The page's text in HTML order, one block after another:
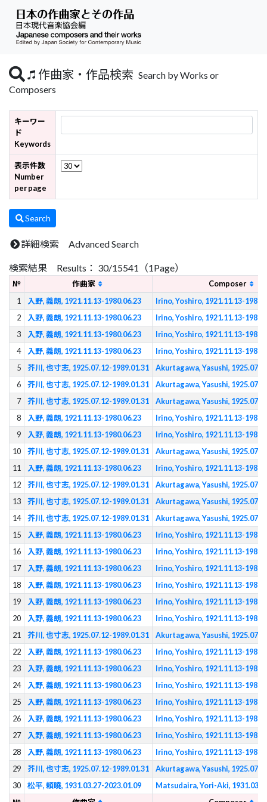
作曲家・作品検索 Search by Works or
Composers
キーワー
ド
Keywords
表示件数
Number
per page
Search
詳細検索 Advanced Search
検索結果 Results： 30/15541（1Page）
№ 作曲家
Composer
1
入野, 義朗, 1921.11.13-1980.06.23
Irino, Yoshiro, 1921.11.13-
2
入野, 義朗, 1921.11.13-1980.06.23
Irino, Yoshiro, 1921.11.13-
3
入野, 義朗, 1921.11.13-1980.06.23
Irino, Yoshiro, 1921.11.13-
4
入野, 義朗, 1921.11.13-1980.06.23
Irino, Yoshiro, 1921.11.13-
5
芥川, 也寸志, 1925.07.12-1989.01.31
Akurtagawa, Yasushi,
6
芥川, 也寸志, 1925.07.12-1989.01.31
Akurtagawa, Yasushi,
7
芥川, 也寸志, 1925.07.12-1989.01.31
Akurtagawa, Yasushi,
8
入野, 義朗, 1921.11.13-1980.06.23
Irino, Yoshiro, 1921.11.13-
9
入野, 義朗, 1921.11.13-1980.06.23
Irino, Yoshiro, 1921.11.13-
10
芥川, 也寸志, 1925.07.12-1989.01.31
Akurtagawa, Yasushi,
11
入野, 義朗, 1921.11.13-1980.06.23
Irino, Yoshiro, 1921.11.13-
12
芥川, 也寸志, 1925.07.12-1989.01.31
Akurtagawa, Yasushi,
13
芥川, 也寸志, 1925.07.12-1989.01.31
Akurtagawa, Yasushi,
14
芥川, 也寸志, 1925.07.12-1989.01.31
Akurtagawa, Yasushi,
15
入野, 義朗, 1921.11.13-1980.06.23
Irino, Yoshiro, 1921.11.13-
16
入野, 義朗, 1921.11.13-1980.06.23
Irino, Yoshiro, 1921.11.13-
17
入野, 義朗, 1921.11.13-1980.06.23
Irino, Yoshiro, 1921.11.13-
18
入野, 義朗, 1921.11.13-1980.06.23
Irino, Yoshiro, 1921.11.13-
19
入野, 義朗, 1921.11.13-1980.06.23
Irino, Yoshiro, 1921.11.13-
20
入野, 義朗, 1921.11.13-1980.06.23
Irino, Yoshiro, 1921.11.13-
21
芥川, 也寸志, 1925.07.12-1989.01.31
Akurtagawa, Yasushi,
22
入野, 義朗, 1921.11.13-1980.06.23
Irino, Yoshiro, 1921.11.13-
23
入野, 義朗, 1921.11.13-1980.06.23
Irino, Yoshiro, 1921.11.13-
24
入野, 義朗, 1921.11.13-1980.06.23
Irino, Yoshiro, 1921.11.13-
25
入野, 義朗, 1921.11.13-1980.06.23
Irino, Yoshiro, 1921.11.13-
26
入野, 義朗, 1921.11.13-1980.06.23
Irino, Yoshiro, 1921.11.13-
27
入野, 義朗, 1921.11.13-1980.06.23
Irino, Yoshiro, 1921.11.13-
28
入野, 義朗, 1921.11.13-1980.06.23
Irino, Yoshiro, 1921.11.13-
29
芥川, 也寸志, 1925.07.12-1989.01.31
Akurtagawa, Yasushi,
30
松平, 頼曉, 1931.03.27-2023.01.09
Matsudaira, Yori-Aki,